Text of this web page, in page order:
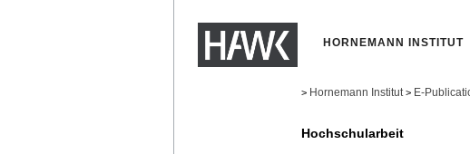
HORNEMANN INSTITUT
> Hornemann Institut > E-
Hochschularbeit